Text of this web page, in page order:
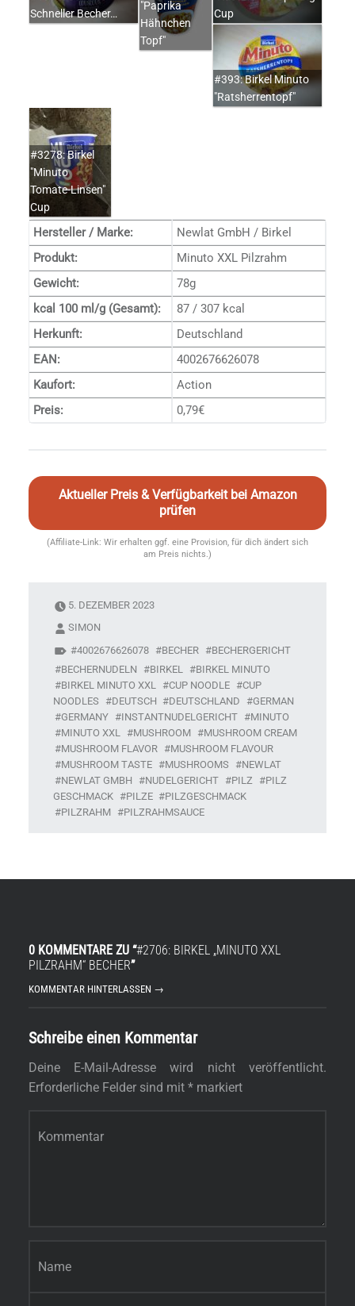
Schneller Becher…
"Paprika
Hähnchen
Topf"
Cup
#393: Birkel Minuto
"Ratsherrentopf"
#3278: Birkel
"Minuto
Tomate-Linsen"
Cup
Hersteller / Marke:
Newlat GmbH / Birkel
Produkt:
Minuto XXL Pilzrahm
Gewicht:
78g
kcal 100 ml/g (Gesamt):
87 / 307 kcal
Herkunft:
Deutschland
EAN:
4002676626078
Kaufort:
Action
Preis:
0,79€
Aktueller Preis & Verfügbarkeit bei Amazon
prüfen
(Affiliate-Link: Wir erhalten ggf. eine Provision, für dich ändert sich
am Preis nichts.)
5. DEZEMBER 2023
SIMON
4002676626078
BECHER
BECHERGERICHT
BECHERNUDELN
BIRKEL
BIRKEL MINUTO
BIRKEL MINUTO XXL
CUP NOODLE
CUP
NOODLES
DEUTSCH DEUTSCHLAND
GERMAN
GERMANY
INSTANTNUDELGERICHT
MINUTO
MINUTO XXL
MUSHROOM
MUSHROOM CREAM
MUSHROOM FLAVOR
MUSHROOM FLAVOUR
MUSHROOM TASTE
MUSHROOMS
NEWLAT
NEWLAT GMBH
NUDELGERICHT PILZ
PILZ
GESCHMACK
PILZE
PILZGESCHMACK
PILZRAHM
PILZRAHMSAUCE
0 KOMMENTARE ZU “#2706: BIRKEL „MINUTO XXL
PILZRAHM“ BECHER”
KOMMENTAR HINTERLASSEN →
Schreibe einen Kommentar
Deine E-Mail-Adresse wird nicht veröffentlicht.
Erforderliche Felder sind mit *markiert